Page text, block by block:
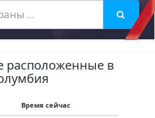
расположенные в
Время сейчас